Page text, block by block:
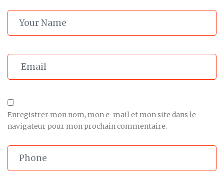
Enregistrer mon nom, mon e-mail et mon site dans le
navigateur pour mon prochain commentaire.